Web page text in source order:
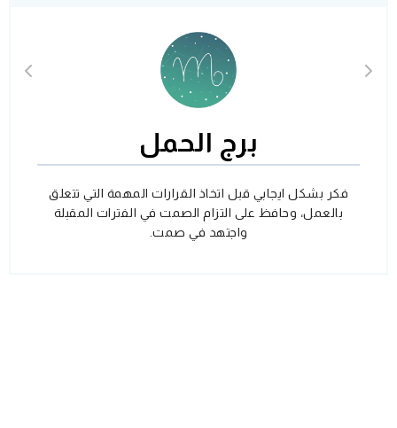
برج الحمل
فكر بشكل ايجابي قبل اتخاذ القرارات المهمة التي تتعلق
بالعمل، وحافظ على التزام الصمت في الفترات المقبلة
واجتهد في صمت.